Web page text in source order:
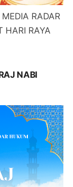
RADAR
HARI RAYA
NABI